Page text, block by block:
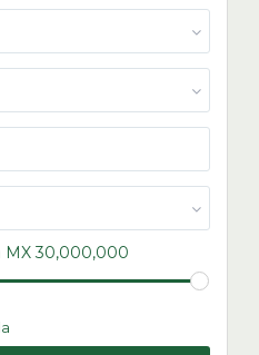
MX 30,000,000